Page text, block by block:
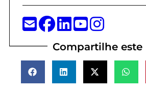
Compartilhe este